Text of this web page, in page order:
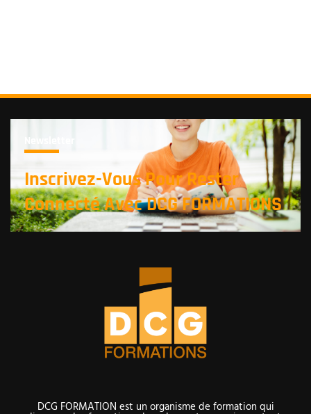
Newsletter
Inscrivez-Vous Pour Rester
Connecté Avec DCG FORMATIONS
DCG FORMATION est un organisme de formation qui